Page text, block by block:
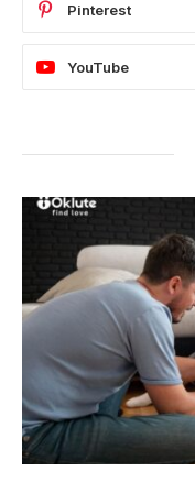
Pinterest
YouTube